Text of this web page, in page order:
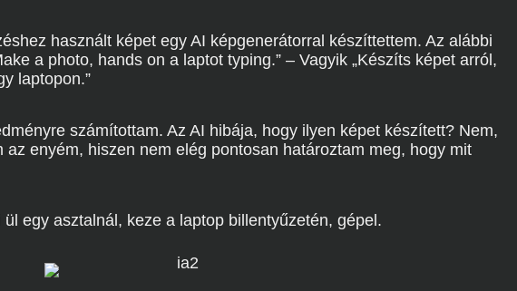
használt képet egy AI képgenerátorral készíttettem. Az alábbi
a photo, hands on a laptot typing.” – Vagyik „Készíts képet arról,
laptopon.”
számítottam. Az AI hibája, hogy ilyen képet készített? Nem,
az enyém, hiszen nem elég pontosan határoztam meg, hogy mit
egy asztalnál, keze a laptop billentyűzetén, gépel.